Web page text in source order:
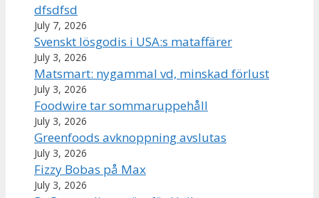
dfsdfsd
July 7, 2026
Svenskt lösgodis i USA:s mataffärer
July 3, 2026
Matsmart: nygammal vd, minskad förlust
July 3, 2026
Foodwire tar sommaruppehåll
July 3, 2026
Greenfoods avknoppning avslutas
July 3, 2026
Fizzy Bobas på Max
July 3, 2026